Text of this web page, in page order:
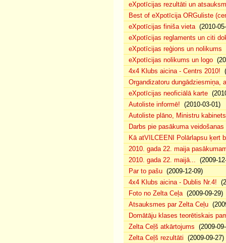
eXpotīcijas rezultāti un
Best of eXpotīcija ORGuliste
eXpotīcijas finiša vieta(2010-
eXpotīcijas reglaments un citi
eXpotīcijas reģions un nolikums
eXpotīcijas nolikums un logo
4x4 Klubs aicina - Centrs 2010!
Organdizatoru dungādziesmiņa,
eXpotīcijas neoficiālā karte
Autoliste informē! (2010-03-01)
Autoliste plāno, Ministru
Darbs pie pasākuma
Kā atVILCEENI Polārlapsu ķert
2010. gada 22. maija
2010. gada 22. maijā... (2009-
Par to pašu (2009-12-09)
4x4 Klubs aicina - Dublis Nr.4!
Foto no Zelta Ceļa(2009-09-29)
Atsauksmes par Zelta Ceļu
Domātāju klases teorētiskais
Zelta Ceļš atkārtojums (2009-
Zelta Ceļš rezultāti (2009-09-27)